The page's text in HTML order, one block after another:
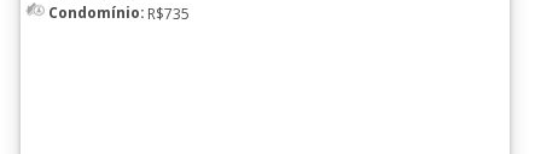
Condomínio: R$735